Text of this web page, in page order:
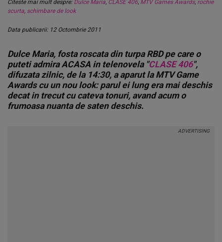
Citeste mai mult despre: Dulce María, CLASE 406, MTV Games Awards, rochie
scurta, schimbare de look
Data publicarii: 12 Octombrie 2011
Dulce Maria, fosta roscata din turpa RBD pe care o
puteti admira ACASA in telenovela "CLASE 406",
difuzata zilnic, de la 14:30, a aparut la MTV Game
Awards cu un nou look: parul ei lung era mai deschis
decat in trecut cu cateva tonuri, avand acum o
frumoasa nuanta de saten deschis.